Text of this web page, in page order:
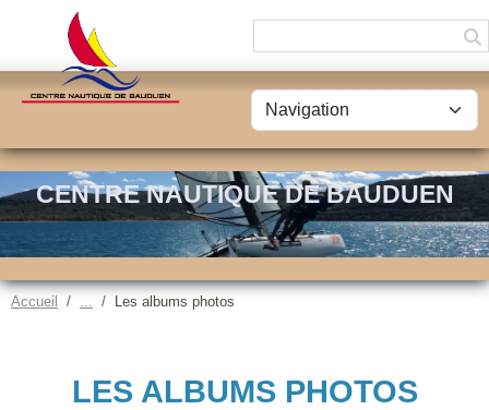
CENTRE NAUTIQUE DE BAUDUEN
Accueil Les albums photos
LES ALBUMS PHOTOS
Panneau de gestion des cookies